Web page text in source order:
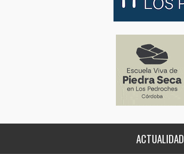
ACTUALIDAD